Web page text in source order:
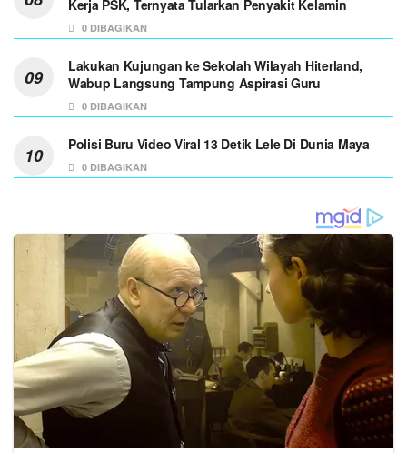
Kerja PSK, Ternyata Tularkan Penyakit Kelamin
0 DIBAGIKAN
Lakukan Kujungan ke Sekolah Wilayah Hiterland,
Wabup Langsung Tampung Aspirasi Guru
0 DIBAGIKAN
Polisi Buru Video Viral 13 Detik Lele Di Dunia Maya
0 DIBAGIKAN